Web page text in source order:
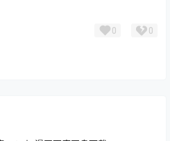
0 0